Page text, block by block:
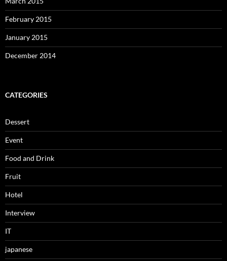
February 2015
January 2015
December 2014
CATEGORIES
Dessert
Event
Food and Drink
Fruit
Hotel
Interview
IT
japanese